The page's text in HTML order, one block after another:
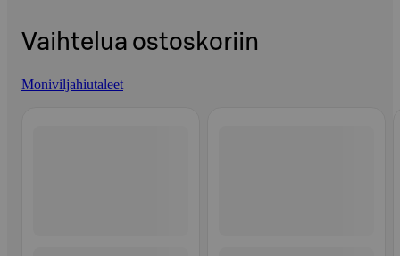
Vaihtelua ostoskoriin
Moniviljahiutaleet